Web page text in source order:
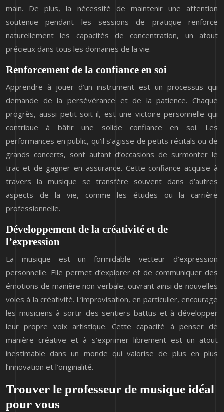
main. De plus, la nécessité de maintenir une attention
soutenue pendant les sessions de pratique renforce
naturellement les capacités de concentration, un atout
précieux dans tous les domaines de la vie.
Renforcement de la confiance en soi
Apprendre à jouer d’un instrument est un processus qui
demande de la persévérance et de la patience. Chaque
progrès, aussi petit soit-il, est une victoire personnelle qui
contribue à bâtir une solide confiance en soi. Les
performances en public, qu’il s’agisse de petits récitals ou de
grands concerts, sont autant d’occasions de surmonter le
trac et de gagner en assurance. Cette confiance acquise à
travers la musique se transfère souvent dans d’autres
aspects de la vie, comme les études ou la carrière
professionnelle.
Développement de la créativité et de
l’expression
La musique est un formidable vecteur d’expression
personnelle. Elle permet d’explorer et de communiquer des
émotions de manière non verbale, ouvrant ainsi de nouvelles
voies à la créativité. L’improvisation, en particulier, encourage
les musiciens à sortir des sentiers battus et à développer
leur propre voix artistique. Cette capacité à penser de
manière créative et à s’exprimer librement est un atout
inestimable dans un monde qui valorise de plus en plus
l’innovation et l’originalité.
Trouver le professeur de musique idéal
pour vous